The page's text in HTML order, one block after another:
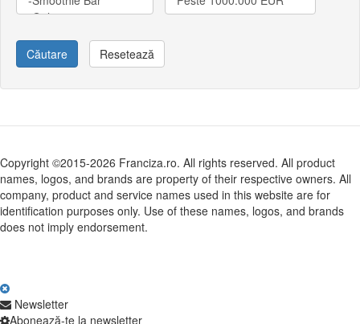
Căutare Resetează
Copyright ©2015-2026 Franciza.ro. All rights reserved. All product
names, logos, and brands are property of their respective owners. All
company, product and service names used in this website are for
identification purposes only. Use of these names, logos, and brands
does not imply endorsement.
Newsletter
Abonează-te la newsletter